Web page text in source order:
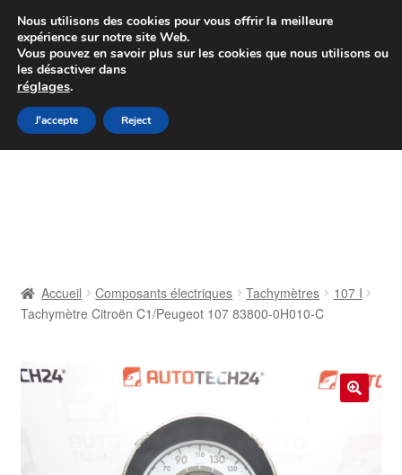
Colissimo livraison à partir de 7 EUR
Du lundi au vendredi de 9 h à 16 h
Aller
à
Aller
au
Contact
Livraison
Accueil Composants électriques Tachymètres
107 I
Tachymètre Citroën C1/Peugeot 107 83800-0H010-C
Nous utilisons des cookies pour vous offrir la meilleure
expérience sur notre site Web.
Vous pouvez en savoir plus sur les cookies que nous utilisons ou
les désactiver dans
réglages.
J'accepte Reject